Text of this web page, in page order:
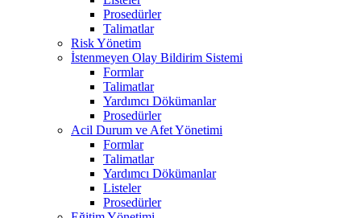
Prosedürler
Talimatlar
Risk Yönetim
İstenmeyen Olay Bildirim Sistemi
Formlar
Talimatlar
Yardımcı Dökümanlar
Prosedürler
Acil Durum ve Afet Yönetimi
Formlar
Talimatlar
Yardımcı Dökümanlar
Listeler
Prosedürler